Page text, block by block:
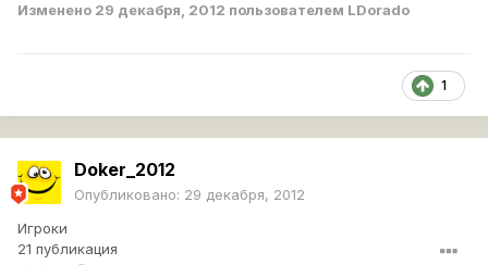
Изменено 29 декабря, 2012 пользователем LDorado
1
Doker_2012
Опубликовано: 29 декабря, 2012
Игроки
21 публикация